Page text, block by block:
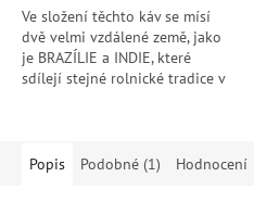
Ve složení těchto káv se mísí
dvě velmi vzdálené země, jako
je BRAZÍLIE a INDIE, které
sdílejí stejné rolnické tradice v
Popis Podobné (1) Hodnocení